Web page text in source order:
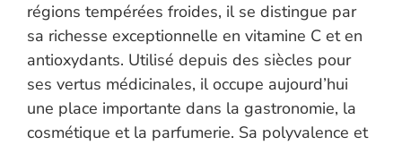
régions tempérées froides, il se distingue par
sa richesse exceptionnelle en vitamine C et en
antioxydants. Utilisé depuis des siècles pour
ses vertus médicinales, il occupe aujourd’hui
une place importante dans la gastronomie, la
cosmétique et la parfumerie. Sa polyvalence et